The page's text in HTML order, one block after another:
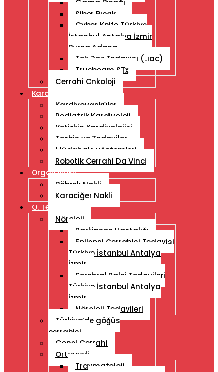
Gama Bıçağı
Siber Bıçak
Cyber ​​Knife Türkiye
İstanbul Antalya İzmir
Bursa Adana
Tek Doz Tedavisi (Liac)
Truebeam STx
Cerrahi Onkoloji
Kardiyoloji
Kardiyovasküler
Pediatrik Kardiyoloji
Yetişkin Kardiyolojisi
Teşhis ve Tedaviler
Müdahale yöntemleri
Robotik Cerrahi Da Vinci
Organ Nakli
Böbrek Nakli
Karaciğer Nakli
O. Tedaviler
Nöroloji
Parkinson Hastalığı
Epilepsi Cerrahisi Tedavisi
Türkiye İstanbul Antalya
İzmir
Serebral Palsi Tedavileri
Türkiye İstanbul Antalya
İzmir
Nöroloji Tedavileri
Türkiye’de göğüs
cerrahisi
Genel Cerrahi
Ortopedi
Travmatoloji